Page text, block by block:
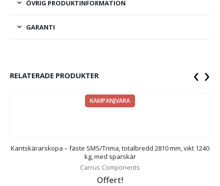
ÖVRIG PRODUKTINFORMATION
GARANTI
RELATERADE PRODUKTER
KAMPANJVARA
Kantskärarskopa – fäste SMS/Trima, totalbredd 2810 mm, vikt 1240
kg, med sparskär
Carrus Components
Offert!
‹ ›